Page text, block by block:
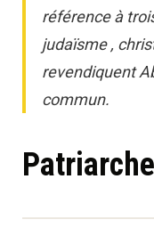
référence à
judaïsme ,
revendiquent
commun.